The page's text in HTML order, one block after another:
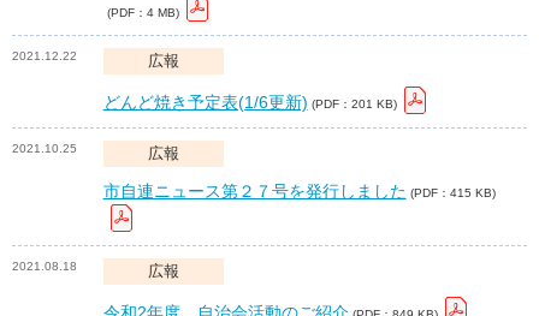
(PDF：4 MB)
2021.12.22 広報
どんど焼き予定表(1/6更新) (PDF：201 KB)
2021.10.25 広報
市自連ニュース第２７号を発行しました (PDF：415 KB)
2021.08.18 広報